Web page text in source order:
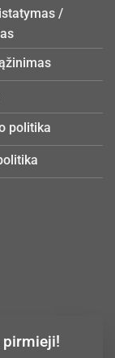
/
politika
pirmieji!